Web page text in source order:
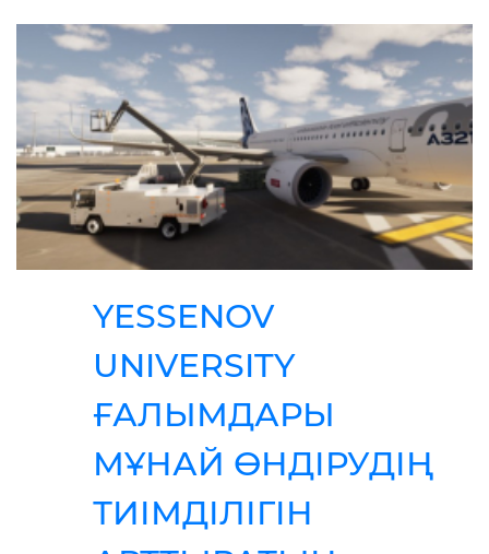
YESSENOV
UNIVERSITY
ҒАЛЫМДАРЫ
МҰНАЙ ӨНДІРУДІҢ
ТИІМДІЛІГІН